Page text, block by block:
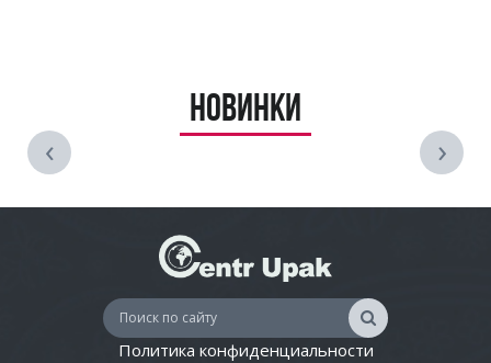
Новинки
‹ ›
Политика конфиденциальности